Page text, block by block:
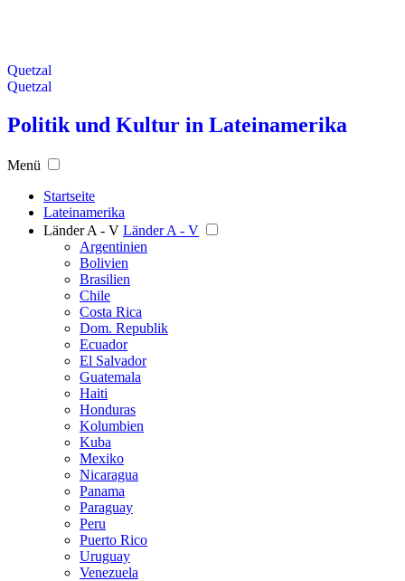
Quetzal
Quetzal
Politik und Kultur in Lateinamerika
Menü
Startseite
Lateinamerika
Länder A - V Länder A - V
Argentinien
Bolivien
Brasilien
Chile
Costa Rica
Dom. Republik
Ecuador
El Salvador
Guatemala
Haiti
Honduras
Kolumbien
Kuba
Mexiko
Nicaragua
Panama
Paraguay
Peru
Puerto Rico
Uruguay
Venezuela